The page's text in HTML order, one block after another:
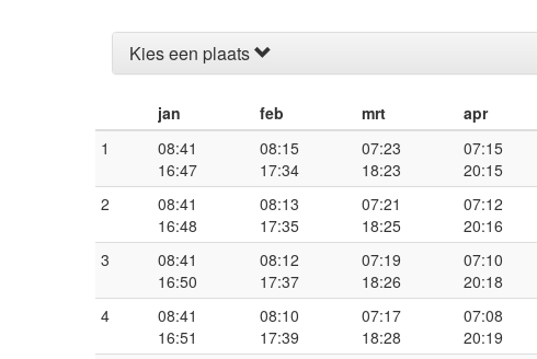
Kies een plaats
jan feb mrt apr
1
08:41
16:47
08:15
17:34
07:23
18:23
07:15
20:15
2
08:41
16:48
08:13
17:35
07:21
18:25
07:12
20:16
3
08:41
16:50
08:12
17:37
07:19
18:26
07:10
20:18
4
08:41
16:51
08:10
17:39
07:17
18:28
07:08
20:19